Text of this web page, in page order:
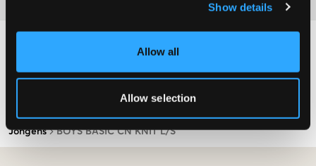
Show details
Allow all
Allow selection
Jongens BOYS BASIC CN KNIT L/S